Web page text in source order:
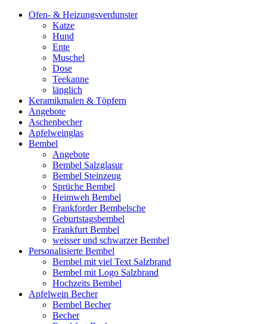
Ofen- & Heizungsverdunster
Katze
Hund
Ente
Muschel
Dose
Teekanne
länglich
Keramikmalen & Töpfern
Angebote
Aschenbecher
Apfelweinglas
Bembel
Angebote
Bembel Salzglasur
Bembel Steinzeug
Sprüche Bembel
Heimweh Bembel
Frankforder Bembelsche
Geburtstagsbembel
Frankfurt Bembel
weisser und schwarzer Bembel
Personalisierte Bembel
Bembel mit viel Text Salzbrand
Bembel mit Logo Salzbrand
Hochzeits Bembel
Apfelwein Becher
Bembel Becher
Becher